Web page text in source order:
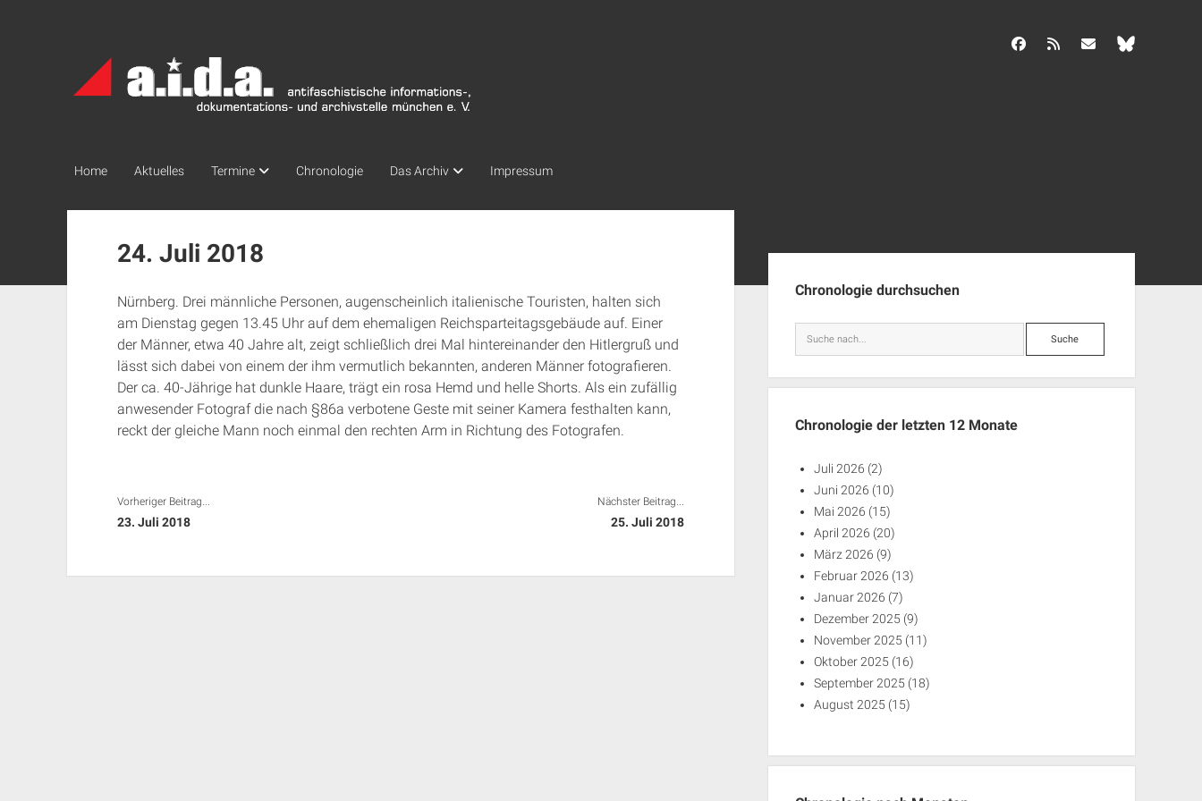
Archiv
München
facebook info@aida-archiv.de
Home Aktuelles Termine Chronologie Das Archiv Impressum
24. Juli 2018
Nürnberg. Drei männliche Personen, augenscheinlich italienische Touristen, halten sich
am Dienstag gegen 13.45 Uhr auf dem ehemaligen Reichsparteitagsgebäude auf. Einer
der Männer, etwa 40 Jahre alt, zeigt schließlich drei Mal hintereinander den Hitlergruß und
lässt sich dabei von einem der ihm vermutlich bekannten, anderen Männer fotografieren.
Der ca. 40-Jährige hat dunkle Haare, trägt ein rosa Hemd und helle Shorts. Als ein zufällig
anwesender Fotograf die nach §86a verbotene Geste mit seiner Kamera festhalten kann,
reckt der gleiche Mann noch einmal den rechten Arm in Richtung des Fotografen.
Vorheriger Beitrag...
23. Juli 2018
Nächster Beitrag...
25. Juli 2018
Chronologie durchsuchen
Suche
Chronologie der letzten 12 Monate
Juli 2026 (2)
Juni 2026 (10)
Mai 2026 (15)
April 2026 (20)
März 2026 (9)
Februar 2026 (13)
Januar 2026 (7)
Dezember 2025 (9)
November 2025 (11)
Oktober 2025 (16)
September 2025 (18)
August 2025 (15)